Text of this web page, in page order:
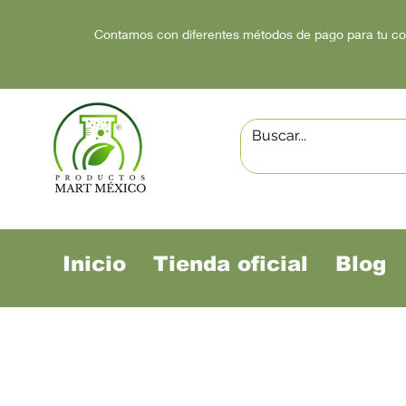
Contamos con diferentes métodos de pago para tu
Inicio Tienda oficial Blog